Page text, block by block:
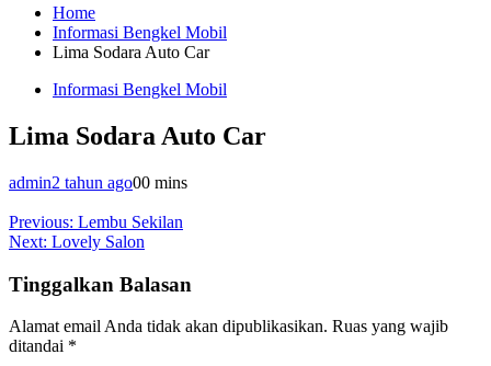
Home
Informasi Bengkel Mobil
Lima Sodara Auto Car
Informasi Bengkel Mobil
Lima Sodara Auto Car
admin2 tahun ago00 mins
Navigasi
pos
Previous: Lembu Sekilan
Next: Lovely Salon
Tinggalkan Balasan
Alamat email Anda tidak akan dipublikasikan. Ruas yang wajib
ditandai *